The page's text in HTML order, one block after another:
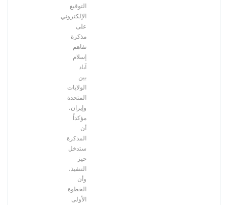
التوقيع
الإلكتروني
على
مذكرة
تفاهم
إسلام
آباد
بين
الولايات
المتحدة
وإيران،
مؤكداً
أن
المذكرة
ستدخل
حيز
التنفيذ،
وأن
الخطوة
الأولى